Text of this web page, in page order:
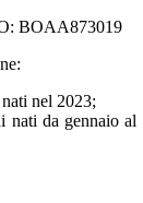
BOAA873019
nel 2023;
da gennaio